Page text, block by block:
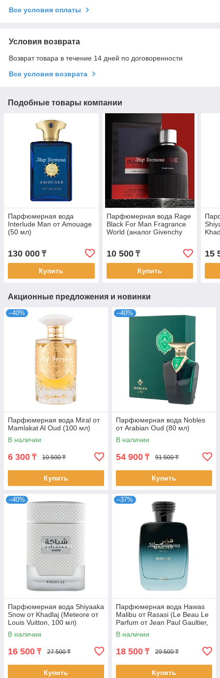
Все условия оплаты
Условия возврата
Возврат товара в течение 14 дней по договоренности
Все условия возврата
Подобные товары компании
Парфюмерная вода
Interlude Man от Amouage
(50 мл)
130 000 ₸
Купить
Парфюмерная вода Rage
Black For Man Fragrance
World (аналог Givenchy
10 500₸
Купить
15
Акционные предложения и новинки
–40%
Парфюмерная вода Miral от
Mamlakat Al Oud (100 мл)
В наличии
6 300 ₸ 10 500 ₸
Купить
–40%
Парфюмерная вода Nobles
от Arabian Oud (80 мл)
В наличии
54 900 ₸ 91 500 ₸
Купить
–40%
Парфюмерная вода Shiyaaka
Snow от Khadlaj (Meteore от
Louis Vuitton, 100 мл)
В наличии
16 500 ₸ 27 500 ₸
Купить
–37%
Парфюмерная вода Hawas
Malibu от Rasasi (Le Beau Le
Parfum от Jean Paul Gaultier,
100 мл)
В наличии
18 500 ₸ 29 500 ₸
Купить